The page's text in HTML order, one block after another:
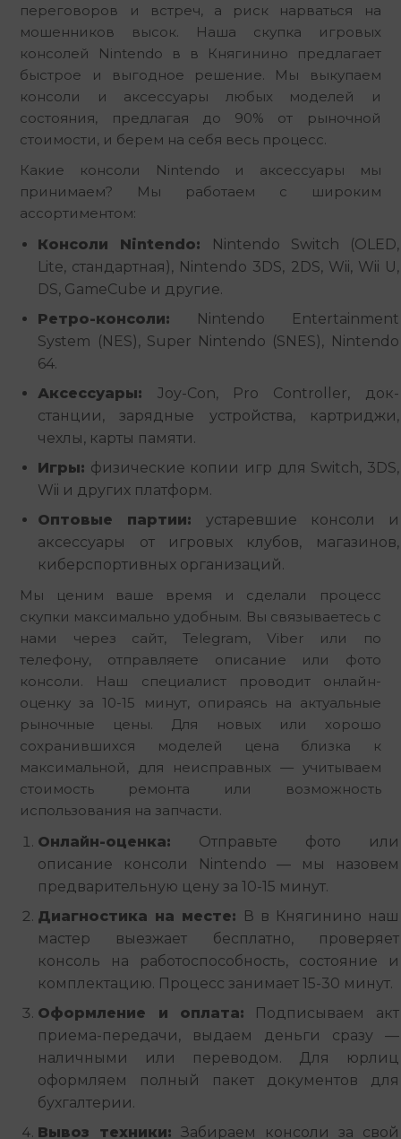
переговоров и встреч, а риск нарваться на
мошенников высок. Наша скупка игровых
консолей Nintendo в в Княгинино предлагает
быстрое и выгодное решение. Мы выкупаем
консоли и аксессуары любых моделей и
состояния, предлагая до 90% от рыночной
стоимости, и берем на себя весь процесс.
Какие консоли Nintendo и аксессуары мы
принимаем? Мы работаем с широким
ассортиментом:
Консоли Nintendo: Nintendo Switch (OLED,
Lite, стандартная), Nintendo 3DS, 2DS, Wii, Wii U,
DS, GameCube и другие.
Ретро-консоли: Nintendo Entertainment
System (NES), Super Nintendo (SNES), Nintendo
64.
Аксессуары: Joy-Con, Pro Controller, док-
станции, зарядные устройства, картриджи,
чехлы, карты памяти.
Игры: физические копии игр для Switch, 3DS,
Wii и других платформ.
Оптовые партии: устаревшие консоли и
аксессуары от игровых клубов, магазинов,
киберспортивных организаций.
Мы ценим ваше время и сделали процесс
скупки максимально удобным. Вы связываетесь с
нами через сайт, Telegram, Viber или по
телефону, отправляете описание или фото
консоли. Наш специалист проводит онлайн-
оценку за 10-15 минут, опираясь на актуальные
рыночные цены. Для новых или хорошо
сохранившихся моделей цена близка к
максимальной, для неисправных — учитываем
стоимость ремонта или возможность
использования на запчасти.
Онлайн-оценка: Отправьте фото или
описание консоли Nintendo — мы назовем
предварительную цену за 10-15 минут.
Диагностика на месте: В в Княгинино наш
мастер выезжает бесплатно, проверяет
консоль на работоспособность, состояние и
комплектацию. Процесс занимает 15-30 минут.
Оформление и оплата: Подписываем акт
приема-передачи, выдаем деньги сразу —
наличными или переводом. Для юрлиц
оформляем полный пакет документов для
бухгалтерии.
Вывоз техники: Забираем консоли за свой